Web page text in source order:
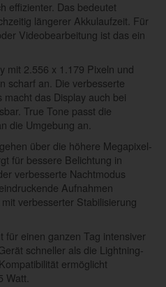
effizienter. Das bedeutet
längerer Akkulaufzeit. Für
Videobearbeitung ist das ein
mit 2.556 x 1.179 Pixeln und
scharf an. Die verbesserte
das Display auch bei
True Tone passt die
die Umgebung an.
über die höhere Megapixel-
für bessere Belichtung in
verbesserte Nachtmodus
Aufnahmen
verbesserter Stabilisierung
für einen ganzen Tag intensiver
schneller als die Lightning-
ermöglicht
Watt.